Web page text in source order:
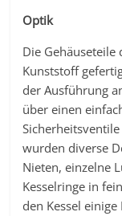
Optik
Die Gehäuseteile
Kunststoff
der Ausführung
über einen
wurden diverse
Nieten, einzelne
Kesselringe in
den Kessel